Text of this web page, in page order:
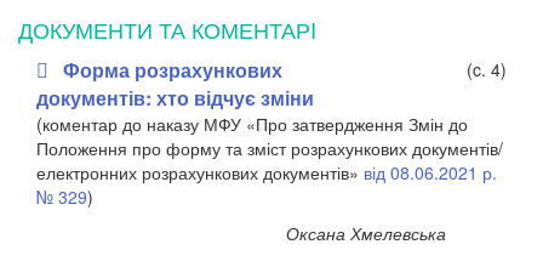
ДОКУМЕНТИ ТА КОМЕНТАРI
Форма розрахункових
документів: хто відчує зміни
(c. 4)
(коментар до наказу МФУ «Про затвердження Змін до
Положення про форму та зміст розрахункових документів/
електронних розрахункових документів» від 08.06.2021 р.
№ 329)
Оксана Хмелевська